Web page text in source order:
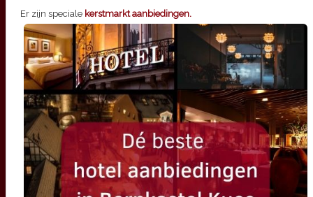
Er zijn speciale kerstmarkt aanbiedingen.